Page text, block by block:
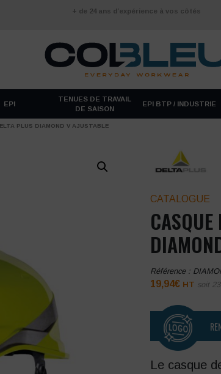
+ de 24 ans d’expérience à vos côtés
EPI
TENUES DE TRAVAIL
DE SAISON
EPI BTP / INDUSTRIE
PLUS DIAMOND V AJUSTABLE
CATALOGUE
Référence :
19,94€ HT soit
Le casque